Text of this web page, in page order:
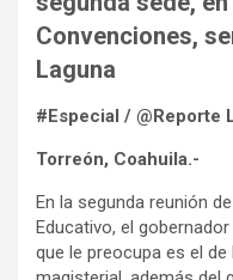
Convenciones,
Laguna
#Especial / @Reporte
Torreón, Coahuila.-
En la segunda reunión
Educativo, el
que le preocupa es el